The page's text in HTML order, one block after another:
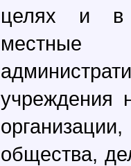
целях и в
учреждения
общества,